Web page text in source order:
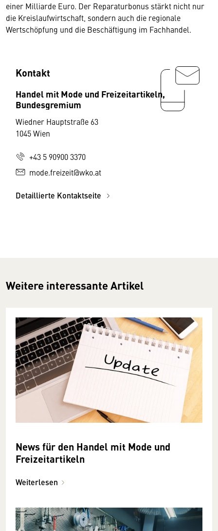
einer Milliarde Euro. Der Reparaturbonus stärkt nicht nur
die Kreislaufwirtschaft, sondern auch die regionale
Wertschöpfung und die Beschäftigung im Fachhandel.
Kontakt
Handel mit Mode und Freizeitartikeln,
Bundesgremium
Wiedner Hauptstraße 63
1045 Wien
+43 5 90900 3370
mode.freizeit@wko.at
Detaillierte Kontaktseite
Weitere interessante Artikel
News für den Handel mit Mode und
Freizeitartikeln
Weiterlesen